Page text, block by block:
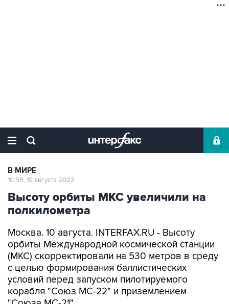
В МИРЕ
10:59, 10 августа 2022
Высоту орбиты МКС увеличили на
полкилометра
Москва. 10 августа. INTERFAX.RU - Высоту
орбиты Международной космической станции
(МКС) скорректировали на 530 метров в среду
с целью формирования баллистических
условий перед запуском пилотируемого
корабля "Союз МС-22" и приземлением